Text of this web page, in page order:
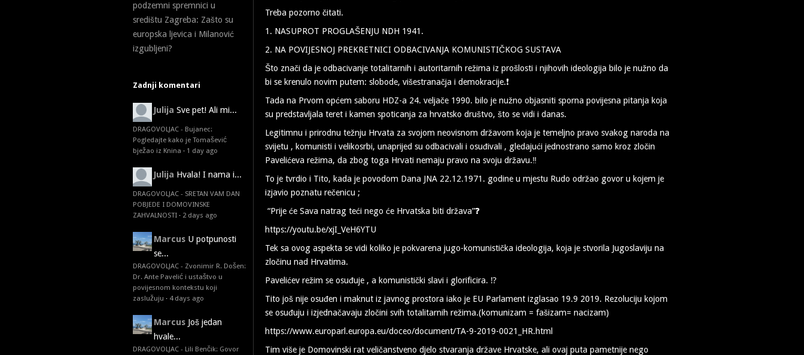
podzemni spremnici u
središtu Zagreba: Zašto su
europska ljevica i Milanović
izgubljeni?
Zadnji komentari
Julija Sve pet! Ali mi...
DRAGOVOLJAC - Bujanec:
Pogledajte kako je Tomašević
bježao iz Knina · 1 day ago
Julija Hvala! I nama i...
DRAGOVOLJAC - SRETAN VAM DAN
POBJEDE I DOMOVINSKE
ZAHVALNOSTI · 2 days ago
Marcus U potpunosti
se...
DRAGOVOLJAC - Zvonimir R. Došen:
Dr. Ante Pavelić i ustaštvo u
povijesnom kontekstu koji
zaslužuju · 4 days ago
Marcus Još jedan
hvale...
DRAGOVOLJAC - Lili Benčik: Govor
Treba pozorno čitati.
1. NASUPROT PROGLAŠENJU NDH 1941.
2. NA POVIJESNOJ PREKRETNICI ODBACIVANJA KOMUNISTIČKOG SUSTAVA
Što znači da je odbacivanje totalitarnih i autoritarnih režima iz prošlosti i njihovih ideologija bilo je nužno da
bi se krenulo novim putem: slobode, višestranačja i demokracije.❗️
Tada na Prvom općem saboru HDZ-a 24. veljače 1990. bilo je nužno objasniti sporna povijesna pitanja koja
su predstavljala teret i kamen spoticanja za hrvatsko društvo, što se vidi i danas.
Legitimnu i prirodnu težnju Hrvata za svojom neovisnom državom koja je temeljno pravo svakog naroda na
svijetu , komunisti i velikosrbi, unaprijed su odbacivali i osuđivali , gledajući jednostrano samo kroz zločin
Pavelićeva režima, da zbog toga Hrvati nemaju pravo na svoju državu.‼️
To je tvrdio i Tito, kada je povodom Dana JNA 22.12.1971. godine u mjestu Rudo održao govor u kojem je
izjavio poznatu rečenicu ;
“Prije će Sava natrag teći nego će Hrvatska biti država”❓
https://youtu.be/xjI_VeH6YTU
Tek sa ovog aspekta se vidi koliko je pokvarena jugo-komunistička ideologija, koja je stvorila Jugoslaviju na
zločinu nad Hrvatima.
Pavelićev režim se osuđuje , a komunistički slavi i glorificira. ⁉️
Tito još nije osuđen i maknut iz javnog prostora iako je EU Parlament izglasao 19.9 2019. Rezoluciju kojom
se osuđuju i izjednačavaju zločini svih totalitarnih režima.(komunizam = fašizam= nacizam)
https://www.europarl.europa.eu/doceo/document/TA-9-2019-0021_HR.html
Tim više je Domovinski rat veličanstveno djelo stvaranja države Hrvatske, ali ovaj puta pametnije nego